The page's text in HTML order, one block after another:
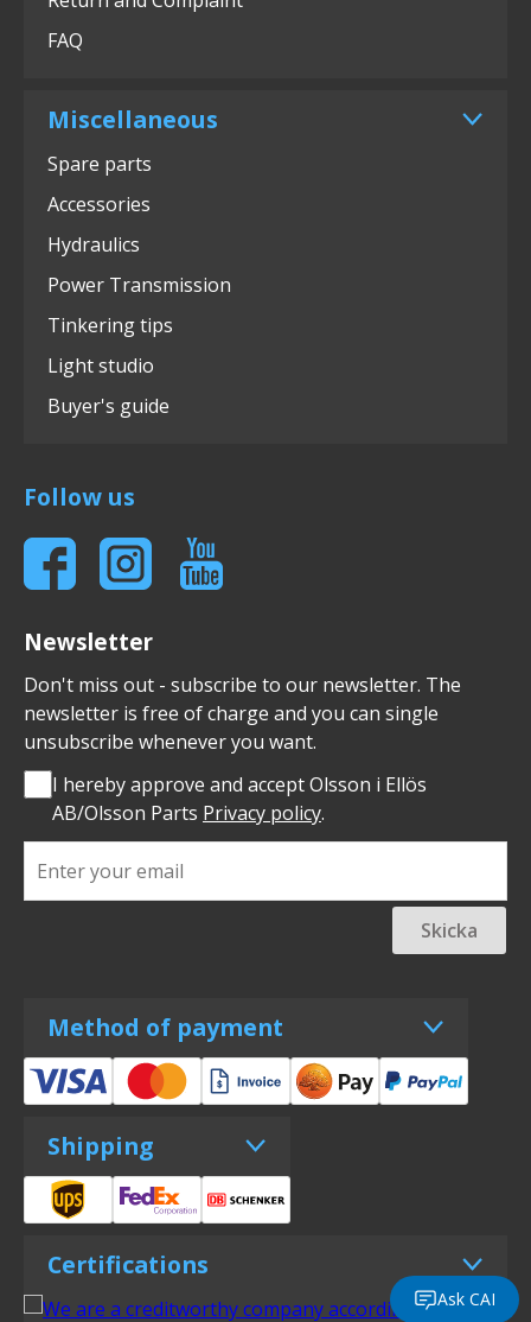
FAQ
Miscellaneous
Spare parts
Accessories
Hydraulics
Power Transmission
Tinkering tips
Light studio
Buyer's guide
Follow us
Newsletter
Don't miss out - subscribe to our newsletter. The
newsletter is free of charge and you can single
unsubscribe whenever you want.
I hereby approve and accept Olsson i Ellös
AB/Olsson Parts Privacy policy.
Skicka
Method of payment
Shipping
Certifications
Ask CAI